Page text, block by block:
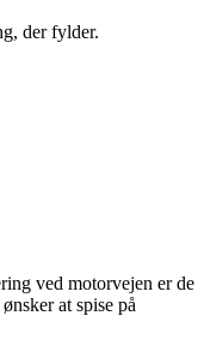
der fylder.
ved motorvejen er de
at spise på